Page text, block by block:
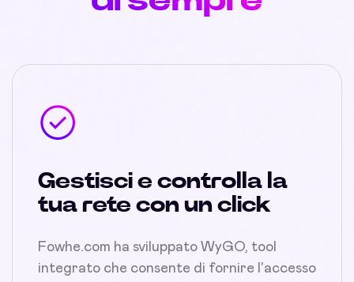
Gestisci e controlla la
tua rete con un click
Fowhe.com ha sviluppato WyGO, tool
integrato che consente di fornire l'accesso